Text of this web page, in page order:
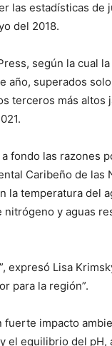
las estadísticas de
del 2018.
según la cual
año, superados
terceros más altos
fondo las razones
Caribeño de las
temperatura del
y aguas
expresó Lisa
para la región”.
impacto
el equilibrio del pH,